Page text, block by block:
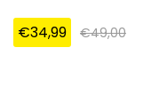
€34,99 €49,00